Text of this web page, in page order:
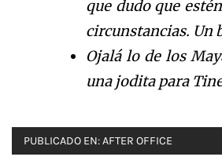
que dudo que estén
circunstancias. Un
Ojalá lo de los
una jodita para
PUBLICADO EN:AFTER OFFICE